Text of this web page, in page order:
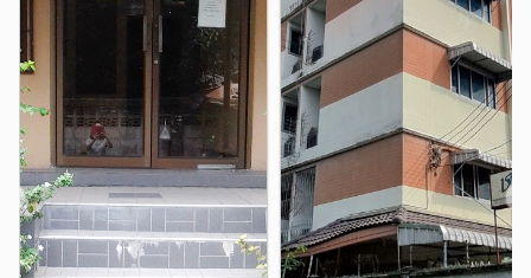
เทสโก้โลตัส(ลาดพร้าว) 2.1 กม.
ตลาดโชคชัย 4 2.2 กม. โลตัส ลาดพร้าว 2.2 กม.
โรงพยาบาล
รพ.เปาโล เมโมเรียล โชคชัย4 1.7 กม.
รพ.เปาโล เกษตร 3.1 กม.
รพ.เปาโล เมโมเรียล พหลโยธิน 3.8 กม.
รพ.เปาโลเมโมเรียล 3.8 กม. รพ.วิภาวดี 4.7 กม.
อื่นๆ
❯